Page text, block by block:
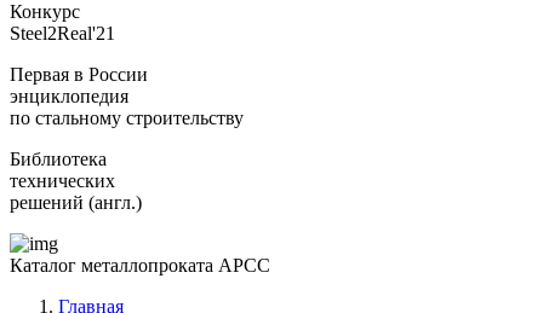
Конкурс
Steel2Real'21
Первая в России
энциклопедия
по стальному строительству
Библиотека
технических
решений (англ.)
Каталог металлопроката АРСС
Главная